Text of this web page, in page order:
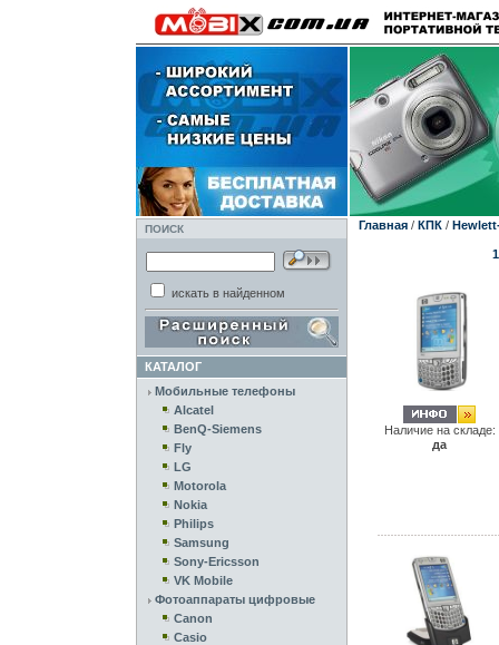
ПОИСК
искать в найденном
КАТАЛОГ
Мобильные телефоны
Alcatel
BenQ-Siemens
Fly
LG
Motorola
Nokia
Philips
Samsung
Sony-Ericsson
VK Mobile
Фотоаппараты цифровые
Canon
Casio
Главная/ КПК/
1
Наличие на складе:
да